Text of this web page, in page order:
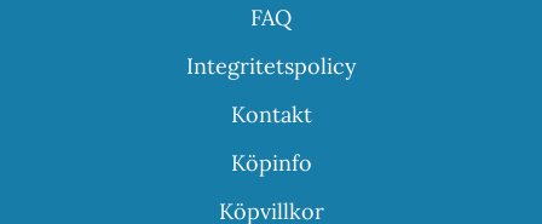
FAQ
Integritetspolicy
Kontakt
Köpinfo
Köpvillkor